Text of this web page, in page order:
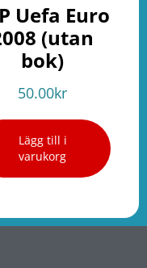
Uefa Euro
(utan
bok)
50.00kr
Lägg till i
varukorg